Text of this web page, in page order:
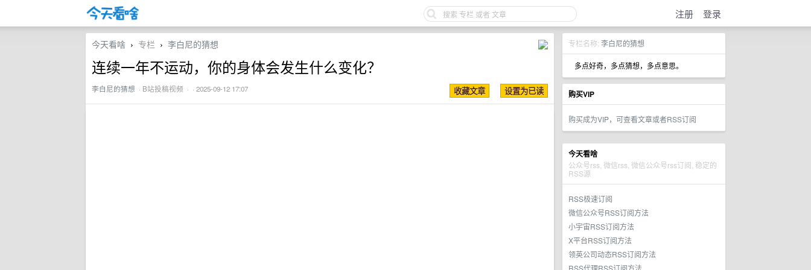
注册 登录
专栏名称: 李白尼的猜想
多点好奇，多点猜想，多点意思。
购买VIP
购买成为VIP，可查看文章或者RSS订阅
今天看啥
公众号rss, 微信rss, 微信公众号rss订阅, 稳定的
RSS源
RSS极速订阅
微信公众号RSS订阅方法
小宇宙RSS订阅方法
X平台RSS订阅方法
领英公司动态RSS订阅方法
RSS代理RSS订阅方法
今天看啥 › 专栏 › 李白尼的猜想
连续一年不运动，你的身体会发生什么变化？
李白尼的猜想 · B站投稿视频 · · 2025-09-12 17:07